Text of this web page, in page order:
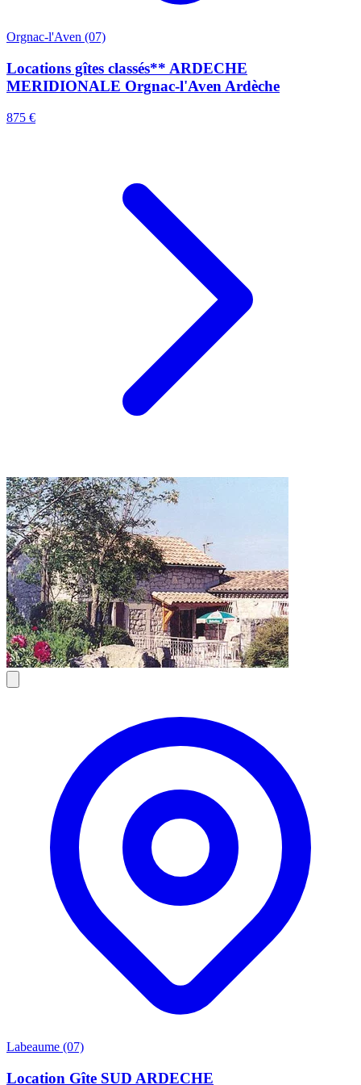
Orgnac-l'Aven (07)
Locations gîtes classés** ARDECHE
MERIDIONALE Orgnac-l'Aven Ardèche
875 €
Labeaume (07)
Location Gîte SUD ARDECHE